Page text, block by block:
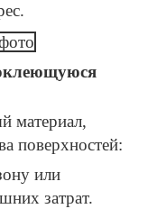
материал,
поверхностей:
или
затрат.